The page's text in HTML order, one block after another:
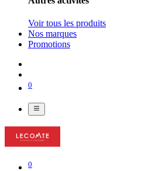
Voir tous les produits
Nos marques
Promotions
0
0